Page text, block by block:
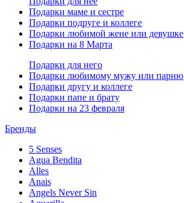
Подарки маме и сестре
Подарки подруге и коллеге
Подарки любимой жене или девушке
Подарки на 8 Марта
Подарки для него
Подарки любимому мужу или парню
Подарки другу и коллеге
Подарки папе и брату
Подарки на 23 февраля
Бренды
5 Senses
Agua Bendita
Alles
Anais
Angels Never Sin